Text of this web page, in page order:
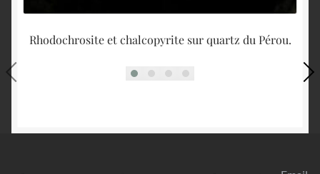
Rhodochrosite et chalcopyrite sur quartz du Pérou.